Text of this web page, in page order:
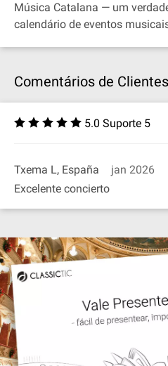
Música Catalana — um
calendário de eventos
Comentários de Clientes
5.0 Suporte 5
Txema L, España
jan 2026
Excelente concierto